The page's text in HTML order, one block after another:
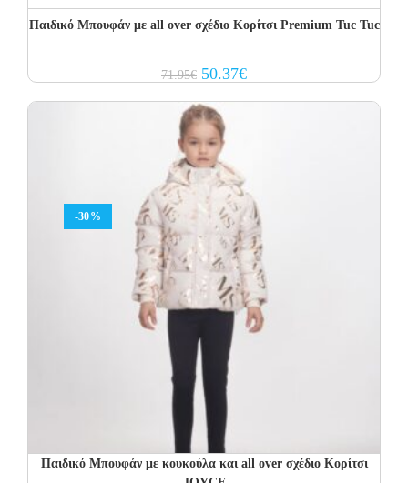
Παιδικό Μπουφάν με all over σχέδιο Κορίτσι Premium Tuc Tuc
71.95€ Original
price
71.95€.
50.37€Current
price
-30%
Παιδικό Μπουφάν με κουκούλα και all over σχέδιο Κορίτσι